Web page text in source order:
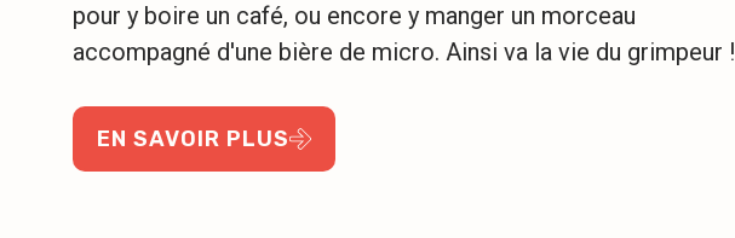
pour y boire un café, ou encore y manger un morceau
accompagné d'une bière de micro. Ainsi va la vie du grimpeur !
EN SAVOIR PLUS